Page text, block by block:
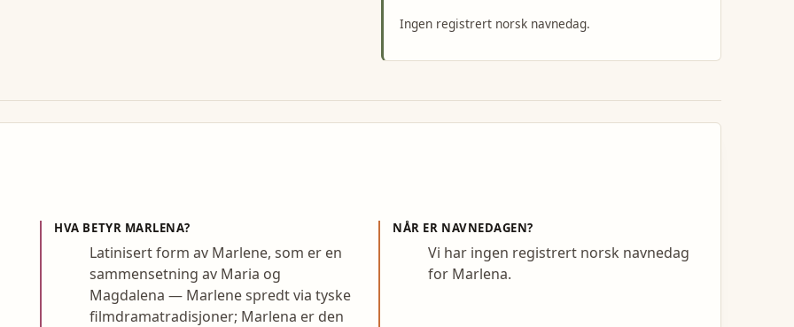
Ingen registrert norsk navnedag.
HVA BETYR MARLENA?
Latinisert form av Marlene, som er en
sammensetning av Maria og
Magdalena — Marlene spredt via tyske
filmdramatradisjoner; Marlena er den
NÅR ER NAVNEDAGEN?
Vi har ingen registrert norsk navnedag
for Marlena.